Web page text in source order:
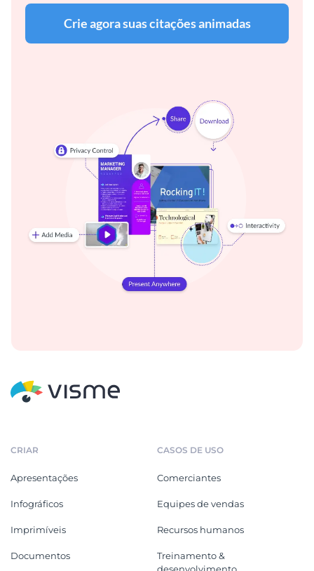
Crie agora suas citações animadas
CRIAR
Apresentações
Infográficos
Imprimíveis
Documentos
CASOS DE USO
Comerciantes
Equipes de vendas
Recursos humanos
Treinamento &